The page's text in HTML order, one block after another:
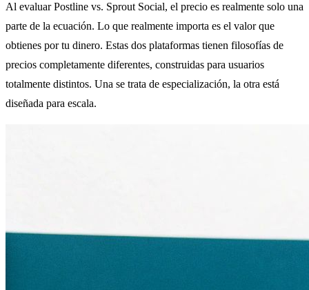
Al evaluar Postline vs. Sprout Social, el precio es realmente solo una
parte de la ecuación. Lo que realmente importa es el valor que
obtienes por tu dinero. Estas dos plataformas tienen filosofías de
precios completamente diferentes, construidas para usuarios
totalmente distintos. Una se trata de especialización, la otra está
diseñada para escala.